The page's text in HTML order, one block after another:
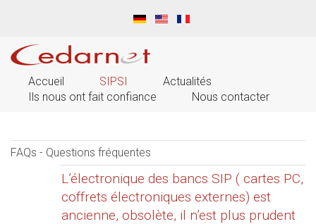
Accueil SIPSI
Actualités
Ils nous ont fait confiance
Nous contacter
FAQs - Questions fréquentes
L’électronique des bancs SIP ( cartes PC,
coffrets électroniques externes) est
ancienne, obsolète, il n’est plus prudent